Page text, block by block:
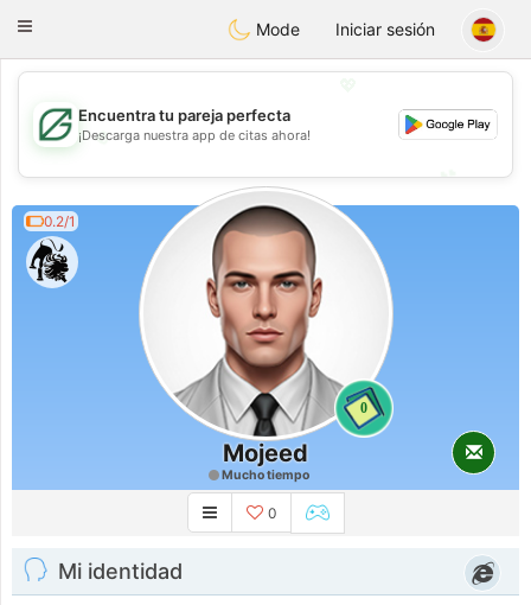
GulfDating
Toggle
Mode Iniciar sesión
💖
💕
💕
Encuentra tu pareja perfecta
¡Descarga nuestra app de citas ahora!
0.2/1
0
Mojeed
Mucho tiempo
0
Mi identidad